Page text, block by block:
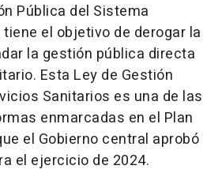
Pública del Sistema
el objetivo de derogar la
la gestión pública directa
Esta Ley de Gestión
Sanitarios es una de las
enmarcadas en el Plan
el Gobierno central aprobó
el ejercicio de 2024.